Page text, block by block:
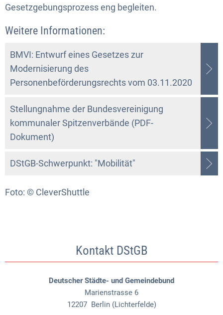
Gesetzgebungsprozess eng begleiten.
Weitere Informationen:
BMVI: Entwurf eines Gesetzes zur
Modernisierung des
Personenbeförderungsrechts vom 03.11.2020
Stellungnahme der Bundesvereinigung
kommunaler Spitzenverbände (PDF-
Dokument)
DStGB-Schwerpunkt: "Mobilität"
Foto: © CleverShuttle
Kontakt DStGB
Deutscher Städte- und Gemeindebund
Marienstrasse 6
12207 Berlin (Lichterfelde)